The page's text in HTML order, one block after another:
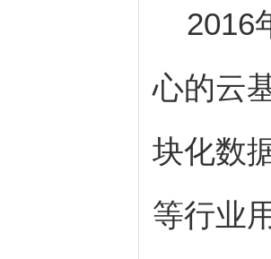
2016
心的云
块化数
等行业